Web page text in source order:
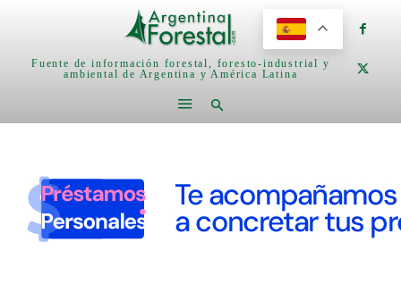
Fuente de información forestal, foresto-industrial y
ambiental de Argentina y América Latina